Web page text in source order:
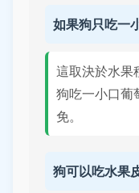
如果狗只吃一
這取決於水果
狗吃一小口葡
免。
狗可以吃水果